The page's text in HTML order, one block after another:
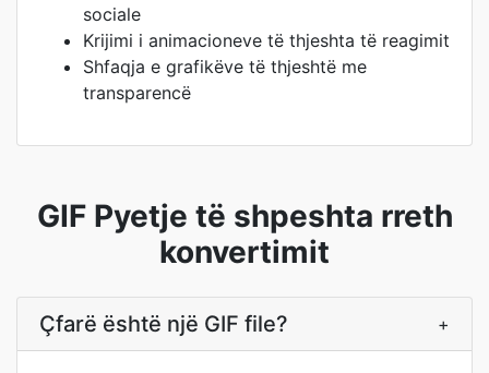
sociale
Krijimi i animacioneve të thjeshta të reagimit
Shfaqja e grafikëve të thjeshtë me
transparencë
GIF Pyetje të shpeshta rreth
konvertimit
Çfarë është një GIF file? +